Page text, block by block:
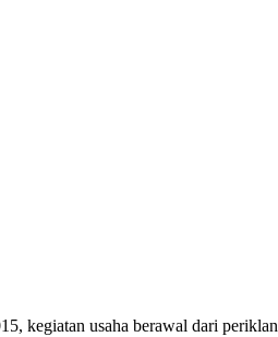
kegiatan usaha berawal dari